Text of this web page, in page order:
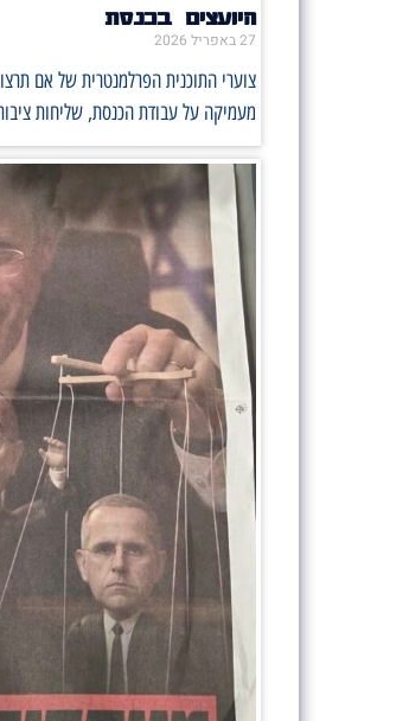
היועצים בכנסת
27 באפריל 2026
צוערי התוכנית הפרלמנטרית של אם
מעמיקה על עבודת הכנסת, שליחות